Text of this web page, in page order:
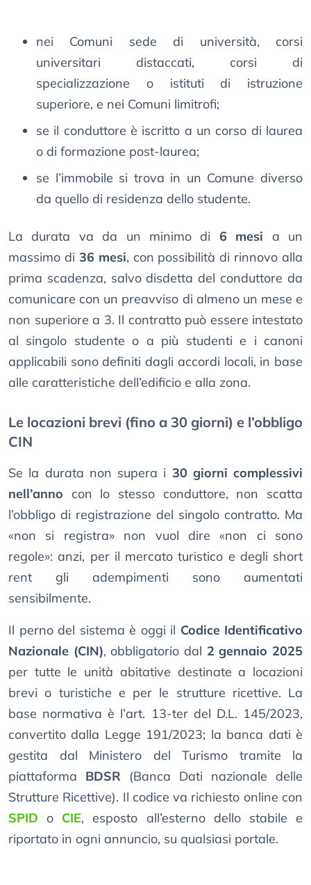
nei Comuni sede di università, corsi
universitari distaccati, corsi di
specializzazione o istituti di istruzione
superiore, e nei Comuni limitrofi;
se il conduttore è iscritto a un corso di laurea
o di formazione post-laurea;
se l’immobile si trova in un Comune diverso
da quello di residenza dello studente.
La durata va da un minimo di 6 mesi a un
massimo di 36 mesi, con possibilità di rinnovo alla
prima scadenza, salvo disdetta del conduttore da
comunicare con un preavviso di almeno un mese e
non superiore a 3. Il contratto può essere intestato
al singolo studente o a più studenti e i canoni
applicabili sono definiti dagli accordi locali, in base
alle caratteristiche dell’edificio e alla zona.
Le locazioni brevi (fino a 30 giorni) e l’obbligo
CIN
Se la durata non supera i 30 giorni complessivi
nell’anno con lo stesso conduttore, non scatta
l’obbligo di registrazione del singolo contratto. Ma
«non si registra» non vuol dire «non ci sono
regole»: anzi, per il mercato turistico e degli short
rent gli adempimenti sono aumentati
sensibilmente.
Il perno del sistema è oggi il Codice Identificativo
Nazionale (CIN), obbligatorio dal 2 gennaio 2025
per tutte le unità abitative destinate a locazioni
brevi o turistiche e per le strutture ricettive. La
base normativa è l’art. 13-ter del D.L. 145/2023,
convertito dalla Legge 191/2023; la banca dati è
gestita dal Ministero del Turismo tramite la
piattaforma BDSR (Banca Dati nazionale delle
Strutture Ricettive). Il codice va richiesto online con
SPID o CIE, esposto all’esterno dello stabile e
riportato in ogni annuncio, su qualsiasi portale.